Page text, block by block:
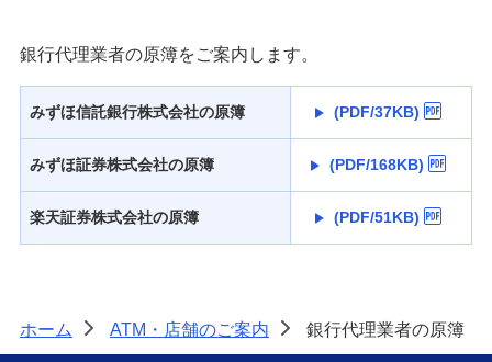
支払う・つかう
ローン
住宅ローン・カードローン
相続・保険
銀行代理業者の原簿をご案内します。
みずほ信託銀行株式会社の原簿 (PDF/37KB)
みずほ証券株式会社の原簿 (PDF/168KB)
楽天証券株式会社の原簿 (PDF/51KB)
ホーム > ATM・店舗のご案内 > 銀行代理業者の原簿